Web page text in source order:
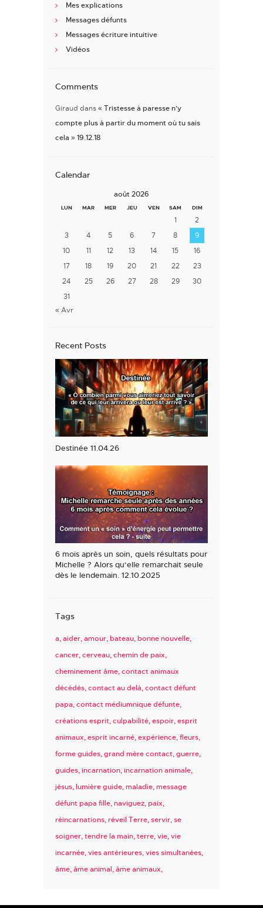
Mes explications
Messages défunts
Messages écriture intuitive
Vidéos
Comments
Giraud dans « Tristesse à paresse n’y
compte plus à partir du moment où tu sais
cela » 19.12.18
Calendar
août 2026
LUN MAR MER JEU VEN SAM DIM
1
2
3
4 5 6 7 8
9
10
11 12 13 14 15
16
17
18 19 20 21 22
23
24
25 26 27 28 29
30
31
« Avr
Recent Posts
Destinée 11.04.26
6 mois après un soin, quels résultats pour
Michelle ? Alors qu’elle remarchait seule
dès le lendemain. 12.10.2025
Tags
a aider amour bateau bonne nouvelle
cancer cerveau chemin de paix
cheminement âme contact animaux
décédés contact au delà contact défunt
papa contact médiumnique défunte
créations esprit culpabilité espoir esprit
animaux esprit incarné expérience fleurs
forme guides grand mère contact guerre
guides incarnation incarnation animale
jésus lumière guide maladie message
défunt papa fille naviguez paix
réincarnations réveil Terre servir se
soigner tendre la main terre vie vie
incarnée vies antérieures vies simultanées
âme âme animal âme animaux